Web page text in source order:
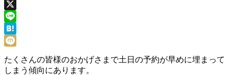
Facebook
X
Line
Hatena
たくさんの皆様のおかげさまで土日の予約が早めに埋まって
しまう傾向にあります。